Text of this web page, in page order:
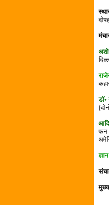
फन